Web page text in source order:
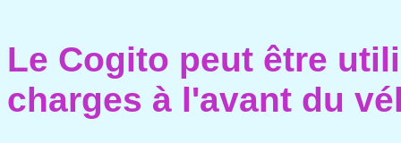
Le Cogito peut être
charges à l'avant du